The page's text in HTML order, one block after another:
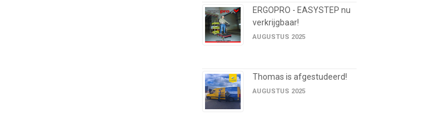
ERGOPRO - EASYSTEP nu
verkrijgbaar!
AUGUSTUS 2025
Thomas is afgestudeerd!
AUGUSTUS 2025